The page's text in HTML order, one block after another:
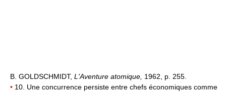
B. GOLDSCHMIDT, L'Aventure atomique, 1962, p. 255.
• 10. Une concurrence persiste entre chefs économiques comme